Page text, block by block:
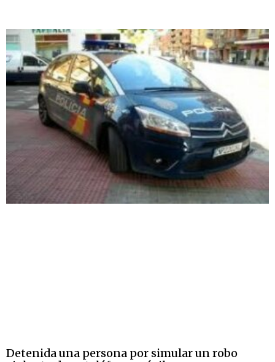
Detenida una persona por simular un robo